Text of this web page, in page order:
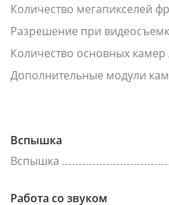
Количество мегапикселей
Разрешение при
Количество основных камер
Дополнительные модули
Вспышка
Вспышка
Работа со звуком